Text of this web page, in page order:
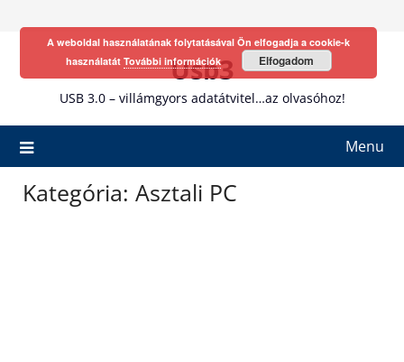
Usb3
USB 3.0 – villámgyors adatátvitel…az olvasóhoz!
Menu
Kategória: Asztali PC
A weboldal használatának folytatásával Ön elfogadja a cookie-k
használatát További információk Elfogadom